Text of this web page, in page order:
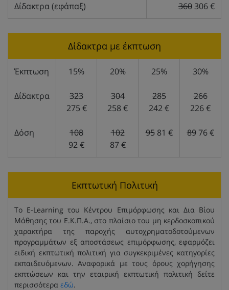
Δίδακτρα (εφάπαξ) 360 306 €
Δίδακτρα με έκπτωση
Έκπτωση 15% 20% 25% 30%
Δίδακτρα
323
275 €
304
258 €
285
242 €
266
226 €
Δόση
108
92 €
102
87 €
95 81 € 89 76 €
Εκπτωτική Πολιτική
Το E-Learning του Κέντρου Επιμόρφωσης και Δια Βίου
Μάθησης του Ε.Κ.Π.Α., στο πλαίσιο του μη κερδοσκοπικού
χαρακτήρα της παροχής αυτοχρηματοδοτούμενων
προγραμμάτων εξ αποστάσεως επιμόρφωσης, εφαρμόζει
ειδική εκπτωτική πολιτική για συγκεκριμένες κατηγορίες
εκπαιδευόμενων. Αναφορικά με τους όρους χορήγησης
εκπτώσεων και την εταιρική εκπτωτική πολιτική δείτε
περισσότερα εδώ.